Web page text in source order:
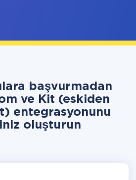
başvurmadan
ve Kit (eskiden
entegrasyonunu
oluşturun